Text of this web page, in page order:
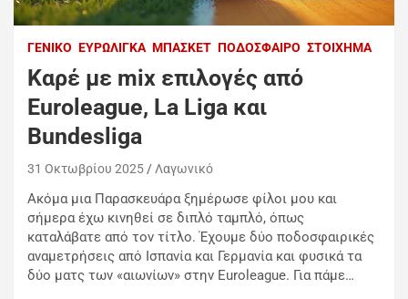
ΓΕΝΙΚΌ ΕΥΡΩΛΊΓΚΑ ΜΠΆΣΚΕΤ ΠΟΔΌΣΦΑΙΡΟ ΣΤΟΊΧΗΜΑ
Καρέ με mix επιλογές από
Euroleague, La Liga και
Bundesliga
31 Οκτωβρίου 2025 Λαγωνικό
Ακόμα μια Παρασκευάρα ξημέρωσε φίλοι μου και
σήμερα έχω κινηθεί σε διπλό ταμπλό, όπως
καταλάβατε από τον τίτλο. Έχουμε δύο ποδοσφαιρικές
αναμετρήσεις από Ισπανία και Γερμανία και φυσικά τα
δύο ματς των «αιωνίων» στην Euroleague. Για πάμε…